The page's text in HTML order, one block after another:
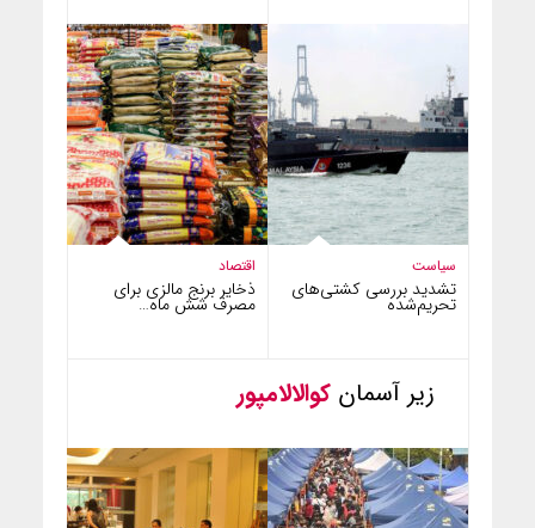
اقتصاد
ذخایر برنج مالزی برای
مصرف شش ماه…
سیاست
تشدید بررسی کشتی‌های
تحریم‌شده
زیر آسمان کوالالامپور